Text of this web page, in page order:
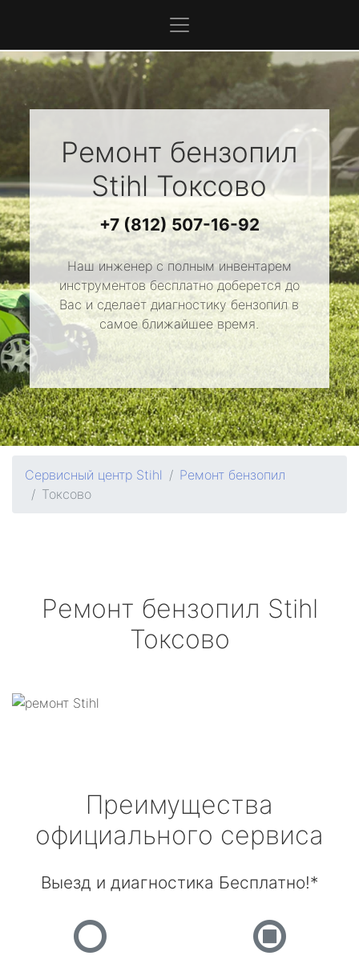
Ремонт бензопил
StihlТоксово
+7 (812) 507-16-92
Наш инженер с полным инвентарем
инструментов бесплатно доберется до
Вас и сделает диагностику бензопил в
самое ближайшее время.
Сервисный центр Stihl
Ремонт бензопил
Токсово
Ремонт бензопил Stihl
Токсово
Преимущества
официального сервиса
Выезд и диагностика Бесплатно!*